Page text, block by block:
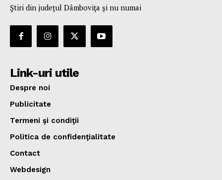
Ştiri din judeţul Dâmboviţa şi nu numai
Link-uri utile
Despre noi
Publicitate
Termeni şi condiţii
Politica de confidenţialitate
Contact
Webdesign